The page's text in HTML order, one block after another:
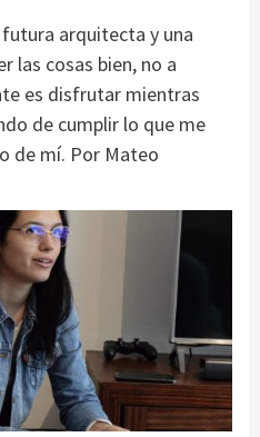
arquitecta y una
las cosas bien, no a
es disfrutar mientras
de cumplir lo que me
de mí. Por Mateo